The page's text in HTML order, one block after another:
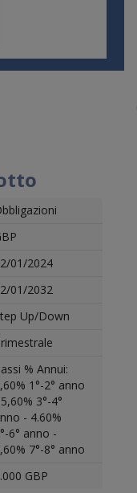
01/2024
01/2032
Up/Down
% Annui:
1°-2° anno
3°-4°
- 4.60%
6° anno -
7°-8° anno
GBP
modifiche. Le